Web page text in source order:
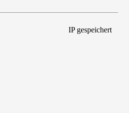
IP gespeichert